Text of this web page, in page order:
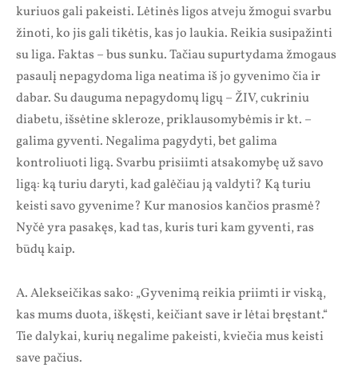
kuriuos gali pakeisti. Lėtinės ligos atveju žmogui svarbu
žinoti, ko jis gali tikėtis, kas jo laukia. Reikia susipažinti
su liga. Faktas – bus sunku. Tačiau supurtydama žmogaus
pasaulį nepagydoma liga neatima iš jo gyvenimo čia ir
dabar. Su dauguma nepagydomų ligų – ŽIV, cukriniu
diabetu, išsėtine skleroze, priklausomybėmis ir kt. –
galima gyventi. Negalima pagydyti, bet galima
kontroliuoti ligą. Svarbu prisiimti atsakomybę už savo
ligą: ką turiu daryti, kad galėčiau ją valdyti? Ką turiu
keisti savo gyvenime? Kur manosios kančios prasmė?
Nyčė yra pasakęs, kad tas, kuris turi kam gyventi, ras
būdų kaip.
A. Alekseičikas sako: „Gyvenimą reikia priimti ir viską,
kas mums duota, iškęsti, keičiant save ir lėtai bręstant.“
Tie dalykai, kurių negalime pakeisti, kviečia mus keisti
save pačius.